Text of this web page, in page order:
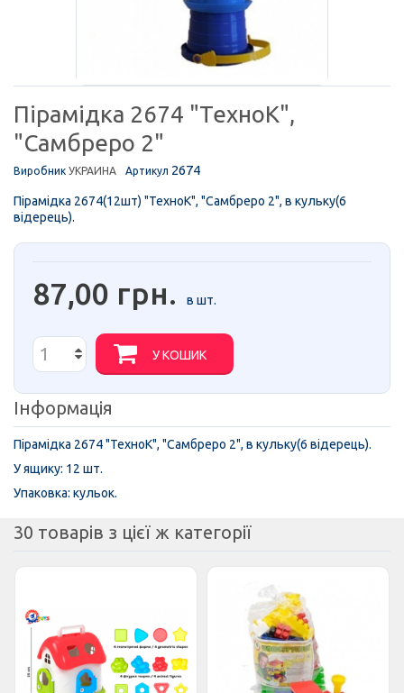
Пірамідка 2674 "ТехноК",
"Самбреро 2"
Виробник УКРАИНА Артикул 2674
Пірамідка 2674(12шт) "ТехноК", "Самбреро 2", в кульку(6
відерець).
87,00 грн. в шт.
У КОШИК
Інформація
Пірамідка 2674 "ТехноК", "Самбреро 2", в кульку(6 відерець).
У ящику: 12 шт.
Упаковка: кульок.
30 товарів з цієї ж категорії